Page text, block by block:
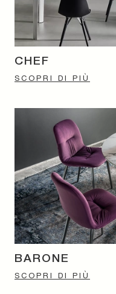
CHEF
SCOPRI DI PIÙ
BARONE
SCOPRI DI PIÙ